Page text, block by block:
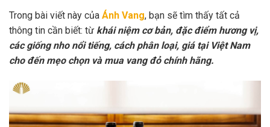
Trong bài viết này của Ánh Vang, bạn sẽ tìm thấy tất cả
thông tin cần biết: từ khái niệm cơ bản, đặc điểm hương vị,
các giống nho nổi tiếng, cách phân loại, giá tại Việt Nam
cho đến mẹo chọn và mua vang đỏ chính hãng.